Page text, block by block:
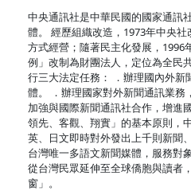
中央通訊社是中華民國的國家通訊
體。 經歷組織改造，1973年中央
方式經營；隨著民主化發展，1996
例」改制為財團法人，定位為全民
行三大法定任務： ．辦理國內外
體。 ．辦理國家對外新聞通訊業務
加強與國際新聞通訊社合作，增進
領先、客觀、翔實」的基本原則，
英、日文即時對外發出上千則新聞
台灣唯一多語文新聞媒體，服務對
從台灣民眾延伸至全球僑胞與讀者
窗」。